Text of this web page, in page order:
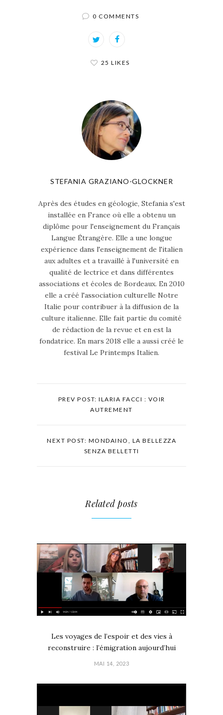
0 COMMENTS
25 LIKES
STEFANIA GRAZIANO-GLOCKNER
Après des études en géologie, Stefania s'est
installée en France où elle a obtenu un
diplôme pour l'enseignement du Français
Langue Étrangère. Elle a une longue
expérience dans l'enseignement de l'italien
aux adultes et a travaillé à l'université en
qualité de lectrice et dans différentes
associations et écoles de Bordeaux. En 2010
elle a créé l'association culturelle Notre
Italie pour contribuer à la diffusion de la
culture italienne. Elle fait partie du comité
de rédaction de la revue et en est la
fondatrice. En mars 2018 elle a aussi créé le
festival Le Printemps Italien.
PREV POST: ILARIA FACCI : VOIR
AUTREMENT
NEXT POST: MONDAINO, LA BELLEZZA
SENZA BELLETTI
Related posts
Les voyages de l’espoir et des vies à
reconstruire : l’émigration aujourd’hui
MAI 14, 2023